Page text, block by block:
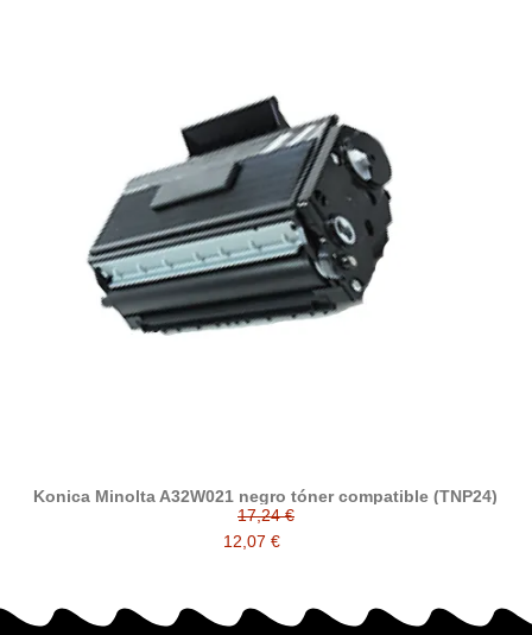
Konica Minolta A32W021 negro tóner compatible (TNP24)
17,24 €
12,07 €